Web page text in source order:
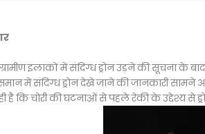
इलाकों में संदिग्ध ड्रोन उड़ने की सूचना के
में संदिग्ध ड्रोन देखे जाने की जानकारी सामने
है कि चोरी की घटनाओं से पहले रेकी के उद्देश्य से